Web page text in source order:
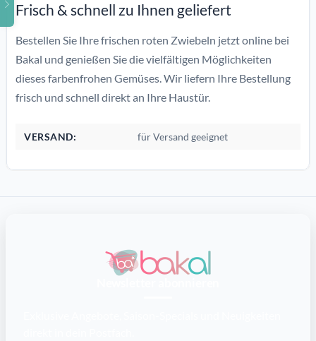
Frisch & schnell zu Ihnen geliefert
Bestellen Sie Ihre frischen roten Zwiebeln jetzt online bei
Bakal und genießen Sie die vielfältigen Möglichkeiten
dieses farbenfrohen Gemüses. Wir liefern Ihre Bestellung
frisch und schnell direkt an Ihre Haustür.
VERSAND: für Versand geeignet